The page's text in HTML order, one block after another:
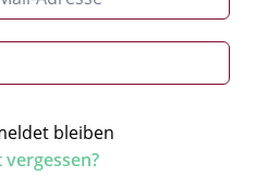
bleiben